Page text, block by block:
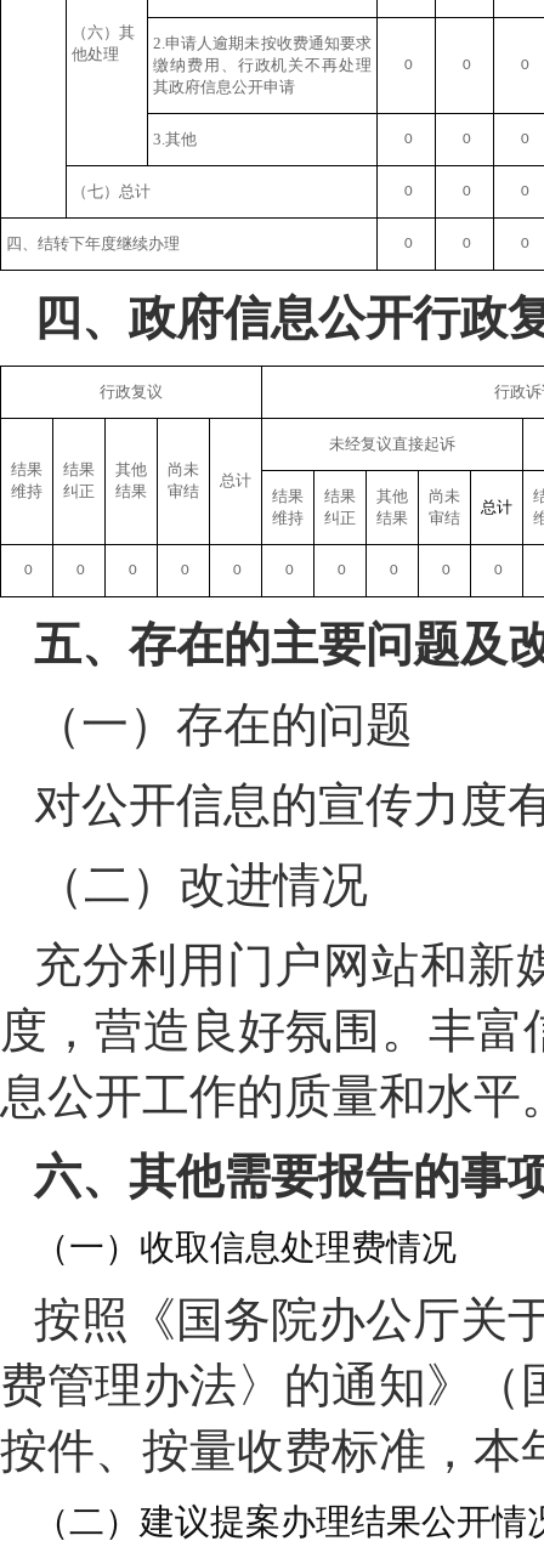
（六）其
他处理
2.申请人逾期未按收费通知要求
缴纳费用、行政机关不再处理
其政府信息公开申请
0 0 0
3.其他 0 0 0
（七）总计 0 0 0
四、结转下年度继续办理 0 0 0
四、政府信息公开行政
行政复议 行政诉
结果
维持
结果
纠正
其他
结果
尚未
审结
总计
未经复议直接起诉
结果
维持
结果
纠正
其他
结果
尚未
审结
总计
0 0 0 0 0 0 0 0 0 0
五、存在的主要问题及
（一）存在的问题
对公开信息的宣传力度
（二）改进情况
充分利用门户网站和新
度，营造良好氛围。丰
息公开工作的质量和水平
六、其他需要报告的事
（一）收取信息处理费情况
按照《国务院办公厅关
费管理办法〉的通知》（
按件、按量收费标准，本
（二）建议提案办理结果公开情